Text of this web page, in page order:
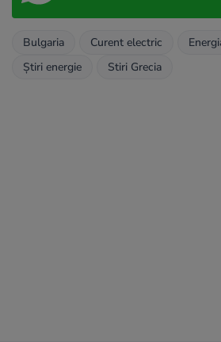
Bulgaria Curent electric
Știri energie
Stiri Grecia